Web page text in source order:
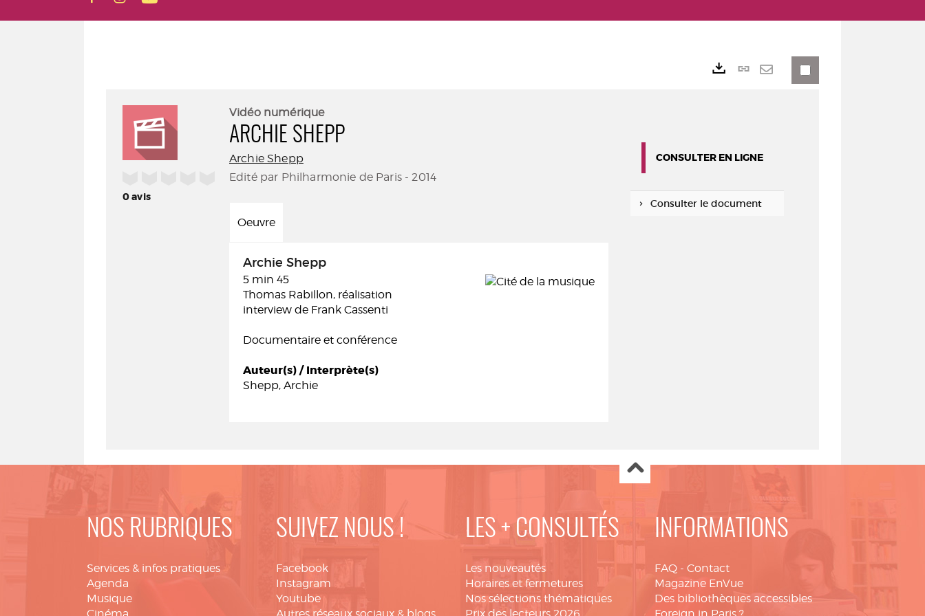
0avis
Vidéo numérique
ARCHIE SHEPP
Archie Shepp
Edité par Philharmonie de Paris - 2014
Oeuvre
Archie Shepp
5 min 45
Thomas Rabillon, réalisation
interview de Frank Cassenti
Documentaire et conférence
Auteur(s) / Interprète(s)
Shepp, Archie
Lien
CONSULTER EN LIGNE
Consulter le document
NOS RUBRIQUES
Services & infos pratiques
Agenda
Musique
SUIVEZ NOUS !
Facebook
Instagram
Youtube
LES + CONSULTÉS
Les nouveautés
Horaires et fermetures
Nos sélections thématiques
INFORMATIONS
FAQ - Contact
Magazine EnVue
Des bibliothèques accessibles